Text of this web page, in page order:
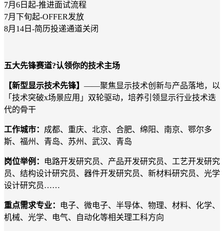
7月6日起-推进面试流程
7月下旬起-OFFER发放
8月14日-简历投递通道关闭
五大先锋赛道?认领你的技术主场
【新型显示技术先锋】 ——聚焦显示技术创新与产品落地，以
「技术突破x场景应用」双轮驱动，培养引领显示行业技术迭
代的骨干
工作城市： 成都、重庆、北京、合肥、绵阳、南京、鄂尔多
斯、福州、青岛、苏州、武汉、青岛
岗位举例：
电路开发研究员、产品开发研究员、工艺开发研究
员、结构设计研究员、器件开发研究员、新材料研究员、光学
设计研究员……
重点需求专业：
电子、微电子、半导体、物理、材料、化学、
机械、光学、电气、自动化等相关理工科方向